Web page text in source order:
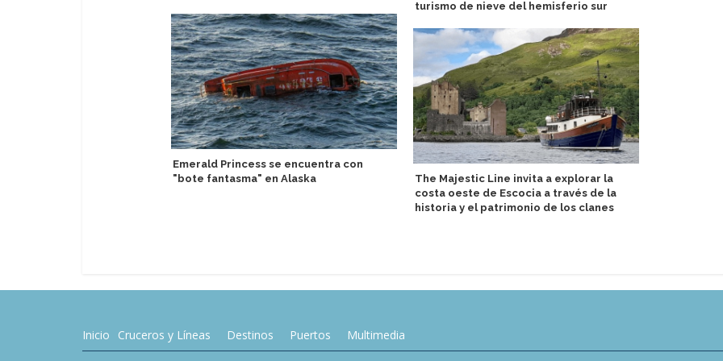
Emerald Princess se encuentra con
"bote fantasma" en Alaska
turismo de nieve del hemisferio sur
The Majestic Line invita a explorar la
costa oeste de Escocia a través de la
historia y el patrimonio de los clanes
Inicio Cruceros y Líneas Destinos Puertos Multimedia